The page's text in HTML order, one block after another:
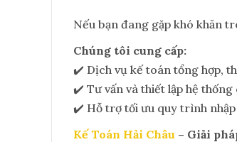
Nếu bạn đang gặp khó khăn
Chúng tôi cung cấp:
✔️ Dịch vụ kế toán tổng hợp,
✔️ Tư vấn và thiết lập hệ thống
✔️ Hỗ trợ tối ưu quy trình
Kế Toán Hải Châu – Giải